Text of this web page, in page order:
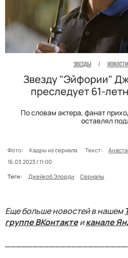
ЗВЕЗДЫ /
Звезду "Эйфории"
преследует 61-
По словам актера, фанат
оставлял
Фото: Кадры из сериала Текст:
16.03.2023 / 11:00
Теги:
Джейкоб Элорди Сериалы
Еще больше новостей в нашем
группе ВКонтактеиканале